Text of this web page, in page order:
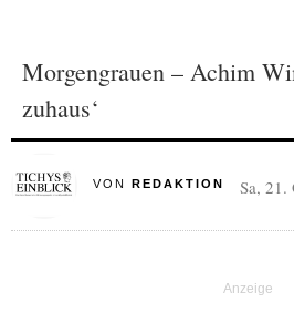
Morgengrauen – Achim
zuhaus‘
VON REDAKTION Sa, 21.